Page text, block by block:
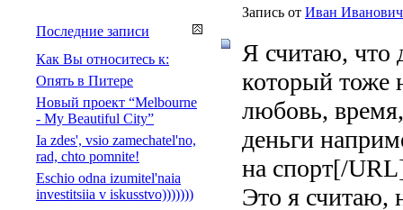
Запись от Иван Иванович
Я считаю, что
который тоже
любовь,
деньги
на спорт[/
Это я считаю,
Последние записи
Как Вы относитесь к:
Опять в Питере
Новый проект “Melbourne
- My Beautiful City”
Ia zdes', vsio zamechatel'no,
rad, chto pomnite!
Eschio odna izumitel'naia
investitsiia v iskusstvo)))))))